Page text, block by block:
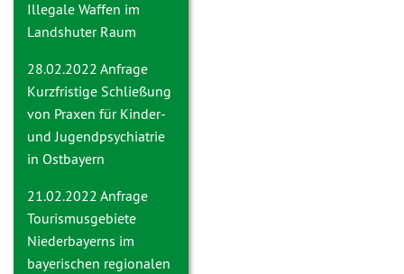
Illegale Waffen im
Landshuter Raum
28.02.2022 Anfrage
Kurzfristige Schließung
von Praxen für Kinder-
und Jugendpsychiatrie
in Ostbayern
21.02.2022 Anfrage
Tourismusgebiete
Niederbayerns im
bayerischen regionalen